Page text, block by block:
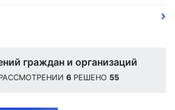
граждан и организаций
6 РЕШЕНО 55